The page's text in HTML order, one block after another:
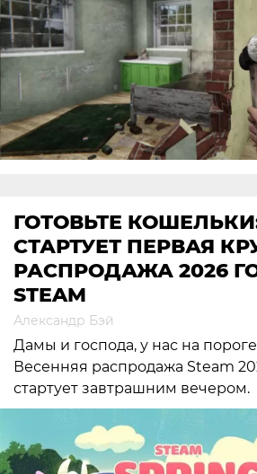
ГОТОВЬТЕ
СТАРТУЕТ ПЕРВАЯ
РАСПРОДАЖА 2026
STEAM
Александр Бэй
Дамы и господа, у нас на
Весенняя распродажа Steam
стартует завтрашним вечером.